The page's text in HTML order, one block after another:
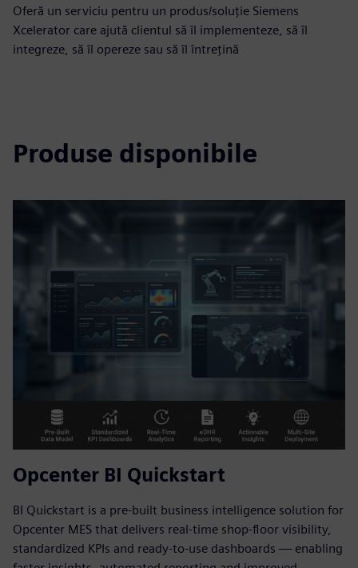
Oferă un serviciu pentru un produs/soluție Siemens
Xcelerator care ajută clientul să îl implementeze, să îl
integreze, să îl opereze sau să îl întrețină
Produse disponibile
Opcenter BI Quickstart
BI Quickstart is a pre-built business intelligence solution for
Opcenter MES that delivers real-time shop-floor visibility,
standardized KPIs and ready-to-use dashboards — enabling